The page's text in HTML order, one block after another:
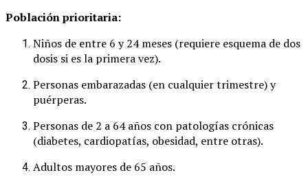
Población prioritaria:
Niños de entre 6 y 24 meses (requiere esquema de dos
dosis si es la primera vez).
Personas embarazadas (en cualquier trimestre) y
puérperas.
Personas de 2 a 64 años con patologías crónicas
(diabetes, cardiopatías, obesidad, entre otras).
Adultos mayores de 65 años.